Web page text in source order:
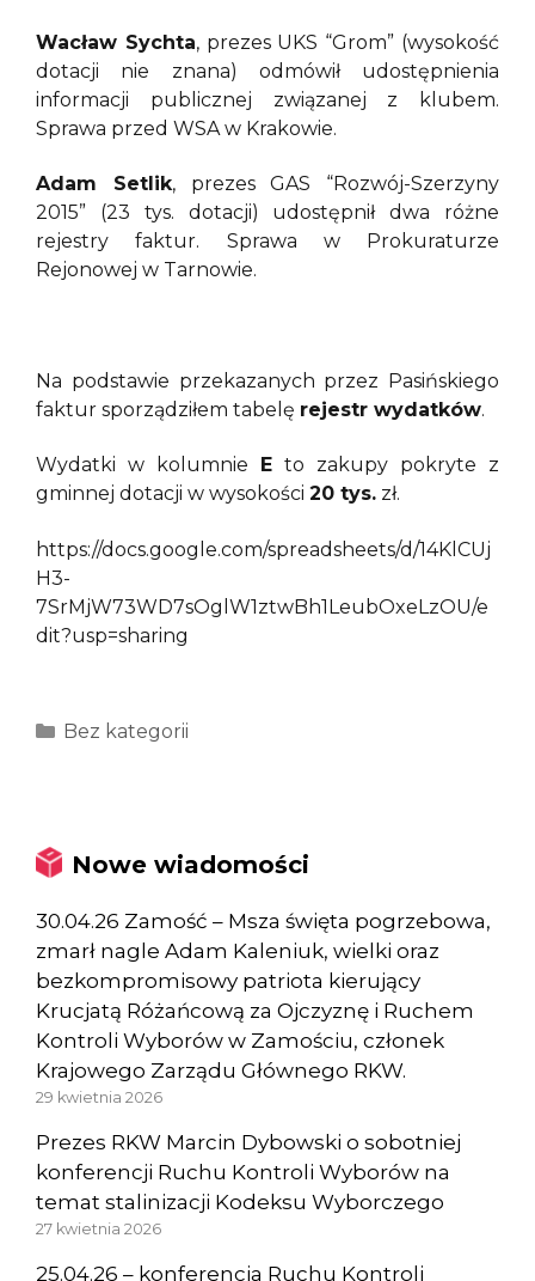
Wacław Sychta, prezes UKS “Grom” (wysokość
dotacji nie znana) odmówił udostępnienia
informacji publicznej związanej z klubem.
Sprawa przed WSA w Krakowie.
Adam Setlik, prezes GAS “Rozwój-Szerzyny
2015” (23 tys. dotacji) udostępnił dwa różne
rejestry faktur. Sprawa w Prokuraturze
Rejonowej w Tarnowie.
Na podstawie przekazanych przez Pasińskiego
faktur sporządziłem tabelę rejestr wydatków.
Wydatki w kolumnie E to zakupy pokryte z
gminnej dotacji w wysokości 20 tys. zł.
https://docs.google.com/spreadsheets/d/14KlCUj
H3-
7SrMjW73WD7sOglW1ztwBh1LeubOxeLzOU/e
dit?usp=sharing
Kategorie
Bez kategorii
Nowe wiadomości
30.04.26 Zamość – Msza święta pogrzebowa,
zmarł nagle Adam Kaleniuk, wielki oraz
bezkompromisowy patriota kierujący
Krucjatą Różańcową za Ojczyznę i Ruchem
Kontroli Wyborów w Zamościu, członek
Krajowego Zarządu Głównego RKW.
29 kwietnia 2026
Prezes RKW Marcin Dybowski o sobotniej
konferencji Ruchu Kontroli Wyborów na
temat stalinizacji Kodeksu Wyborczego
27 kwietnia 2026
25.04.26 – konferencja Ruchu Kontroli